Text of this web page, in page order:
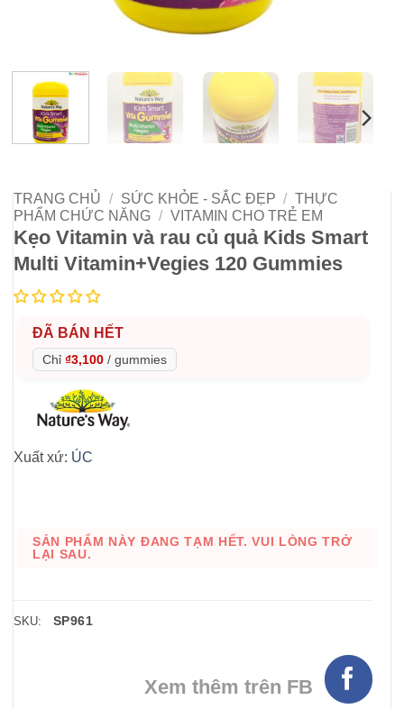
TRANG CHỦ / SỨC KHỎE - SẮC ĐẸP / THỰC
PHẨM CHỨC NĂNG / VITAMIN CHO TRẺ EM
Kẹo Vitamin và rau củ quả Kids Smart
Multi Vitamin+Vegies 120 Gummies
ĐÃ BÁN HẾT
Chỉ ₫3,100 / gummies
Xuất xứ: ÚC
SẢN PHẨM NÀY ĐANG TẠM HẾT. VUI LÒNG TRỞ
LẠI SAU.
SKU: SP961
Xem thêm trên FB